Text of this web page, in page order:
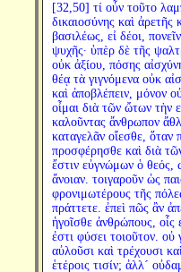
[32,50] τί οὖν τοῦτο
δικαιοσύνης καὶ
βασιλέως, εἰ δέοι,
ψυχῆς· ὑπὲρ δὲ τῆς
οὐκ ἀξίου, πόσης
θέᾳ τὰ γιγνόμενα οὐκ
καὶ ἀποβλέπειν, μόνον
οἶμαι διὰ τῶν ὤτων τὴν
καλοῦντας ἄνθρωπον
καταγελᾶν οἴεσθε, ὅταν
προσφέρησθε καὶ διὰ
ἔστιν εὐγνώμων ὁ θεός,
ἄνοιαν. τοιγαροῦν ὡς
φρονιμωτέρους τῆς
πράττετε. ἐπεὶ πῶς ἂν
ἡγοῖσθε ἀνθρώπους,
ἐστι φύσει τοιοῦτον. οὐ
αὐλοῦσι καὶ τρέχουσι
ἑτέροις τισίν; ἀλλ´